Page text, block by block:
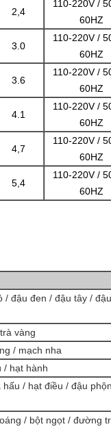
2,4
110-220V /
60HZ
3.0
110-220V /
60HZ
3.6
110-220V /
60HZ
4.1
110-220V /
60HZ
4,7
110-220V /
60HZ
5,4
110-220V /
60HZ
đậu đen / đậu tây /
vàng
/ mạch nha
/ hạt hành
/ hạt điều / đậu
/ bột ngọt / đường